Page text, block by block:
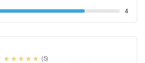
4
(5)